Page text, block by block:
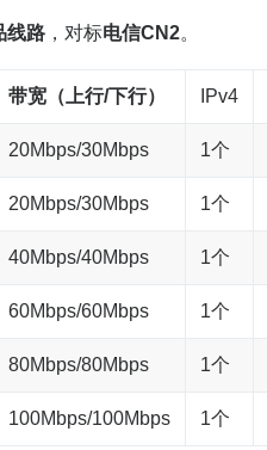
线路 ，对标电信CN2。
带宽 （上行/下行） IPv4
20Mbps/30Mbps 1个
20Mbps/30Mbps 1个
40Mbps/40Mbps 1个
60Mbps/60Mbps 1个
80Mbps/80Mbps 1个
100Mbps/100Mbps 1个